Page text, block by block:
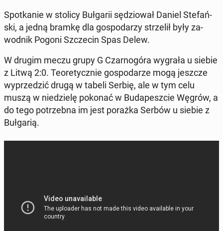
Spo­tka­nie w stolicy Buł­ga­rii sę­dzio­wał Daniel Ste­fań­
ski, a jedną bramkę dla go­spo­da­rzy strze­lił były za­
wod­nik Pogoni Szcze­cin Spas Delew.
W drugim meczu grupy G Czar­no­gó­ra wygrała u siebie
z Litwą 2:0. Teo­re­tycz­nie go­spo­da­rze mogą jeszcze
wy­prze­dzić drugą w tabeli Serbię, ale w tym celu
muszą w nie­dzie­lę pokonać w Bu­da­pesz­cie Węgrów, a
do tego po­trzeb­na im jest porażka Serbów u siebie z
Buł­ga­rią.